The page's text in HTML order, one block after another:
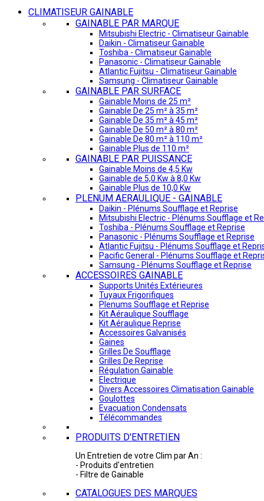
CLIMATISEUR GAINABLE
GAINABLE PAR MARQUE
Mitsubishi Electric - Climatiseur Gainable
Daikin - Climatiseur Gainable
Toshiba - Climatiseur Gainable
Panasonic - Climatiseur Gainable
Atlantic Fujitsu - Climatiseur Gainable
Samsung - Climatiseur Gainable
GAINABLE PAR SURFACE
Gainable Moins de 25 m²
Gainable De 25 m² à 35 m²
Gainable De 35 m² à 45 m²
Gainable De 50 m² à 80 m²
Gainable De 80 m² à 110 m²
Gainable Plus de 110 m²
GAINABLE PAR PUISSANCE
Gainable Moins de 4,5 Kw
Gainable de 5,0 Kw à 8,0 Kw
Gainable Plus de 10,0 Kw
PLENUM AERAULIQUE - GAINABLE
Daikin - Plénums Soufflage et Reprise
Mitsubishi Electric - Plénums Soufflage et
Toshiba - Plénums Soufflage et Reprise
Panasonic - Plénums Soufflage et Reprise
Atlantic Fujitsu - Plénums Soufflage et
Pacific General - Plénums Soufflage et
Samsung - Plénums Soufflage et Reprise
ACCESSOIRES GAINABLE
Supports Unités Extérieures
Tuyaux Frigorifiques
Plenums Soufflage et Reprise
Kit Aéraulique Soufflage
Kit Aéraulique Reprise
Accessoires Galvanisés
Gaines
Grilles De Soufflage
Grilles De Reprise
Régulation Gainable
Electrique
Divers Accessoires Climatisation Gainable
Goulottes
Evacuation Condensats
Télécommandes
PRODUITS D'ENTRETIEN
Un Entretien de votre Clim par An :
- Produits d'entretien
- Filtre de Gainable
CATALOGUES DES MARQUES